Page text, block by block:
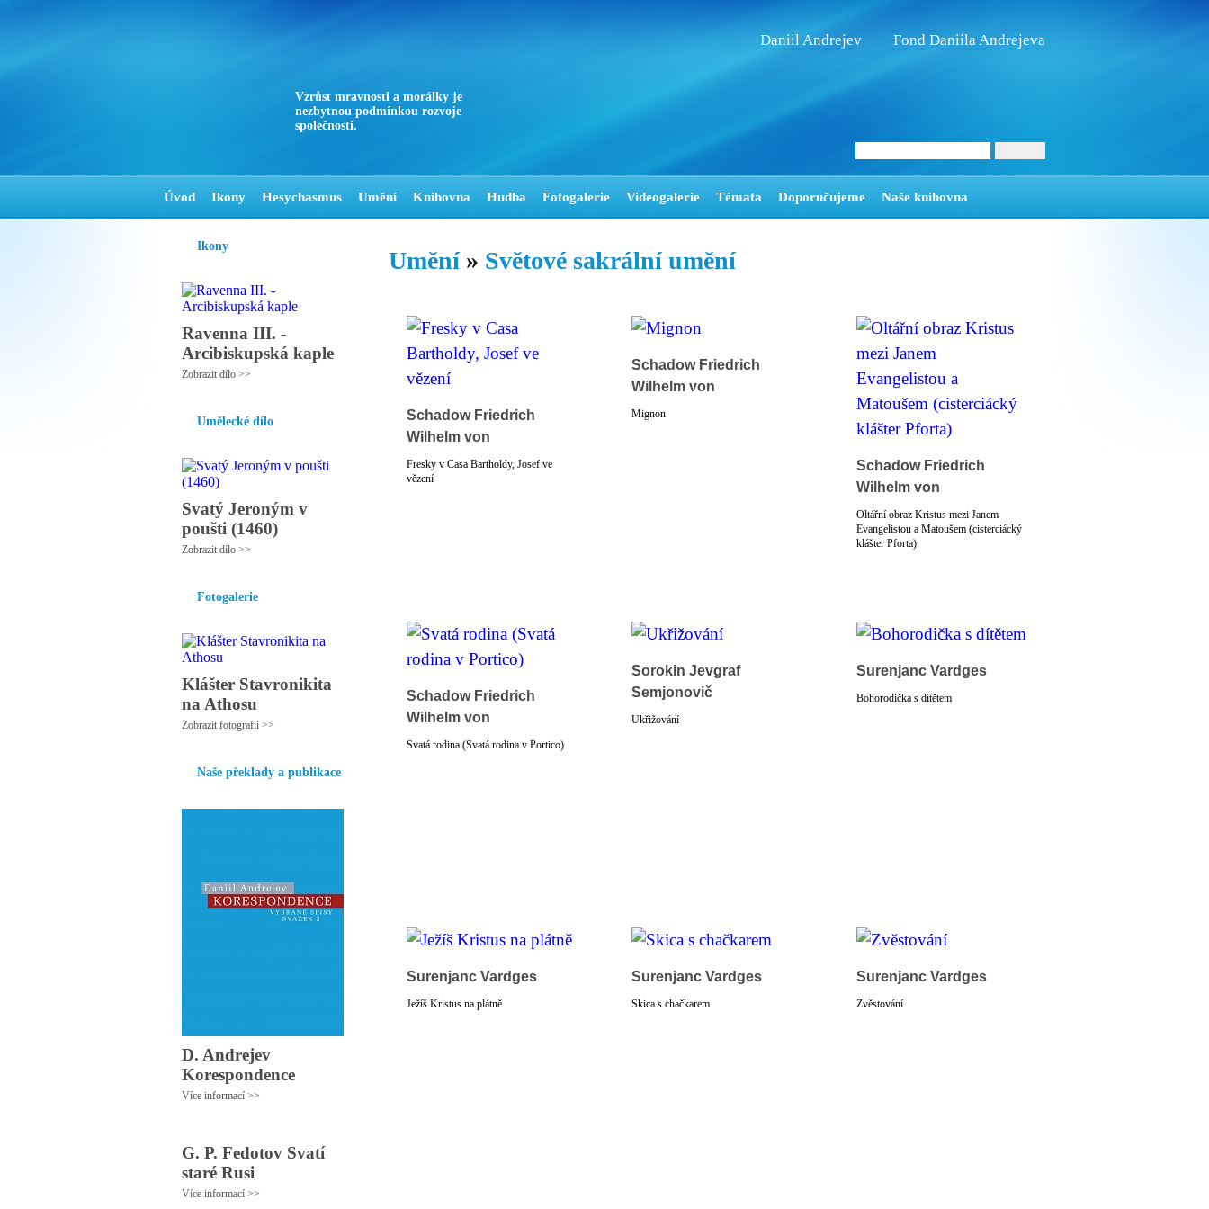
Vzrůst mravnosti a morálky je
nezbytnou podmínkou rozvoje
společnosti.
Daniil Andrejev Fond Daniila Andrejeva
Úvod Ikony Hesychasmus Umění Knihovna Hudba Fotogalerie Videogalerie Témata Doporučujeme Naše knihovna
Ikony
Ravenna III. -
Arcibiskupská kaple
Zobrazit dílo >>
Umělecké dílo
Svatý Jeroným v
poušti (1460)
Zobrazit dílo >>
Fotogalerie
Klášter Stavronikita
na Athosu
Zobrazit fotografii >>
Naše překlady a publikace
D. Andrejev
Korespondence
Více informací >>
G. P. Fedotov Svatí
staré Rusi
Více informací >>
Umění » Světové sakrální umění
Schadow Friedrich
Wilhelm von
Fresky v Casa Bartholdy, Josef ve
vězení
Schadow Friedrich
Wilhelm von
Mignon
Schadow Friedrich
Wilhelm von
Oltářní obraz Kristus mezi Janem
Evangelistou a Matoušem (cisterciácký
klášter Pforta)
Schadow Friedrich
Wilhelm von
Svatá rodina (Svatá rodina v Portico)
Sorokin Jevgraf
Semjonovič
Ukřižování
Surenjanc Vardges
Bohorodička s dítětem
Surenjanc Vardges
Ježíš Kristus na plátně
Surenjanc Vardges
Skica s chačkarem
Surenjanc Vardges
Zvěstování